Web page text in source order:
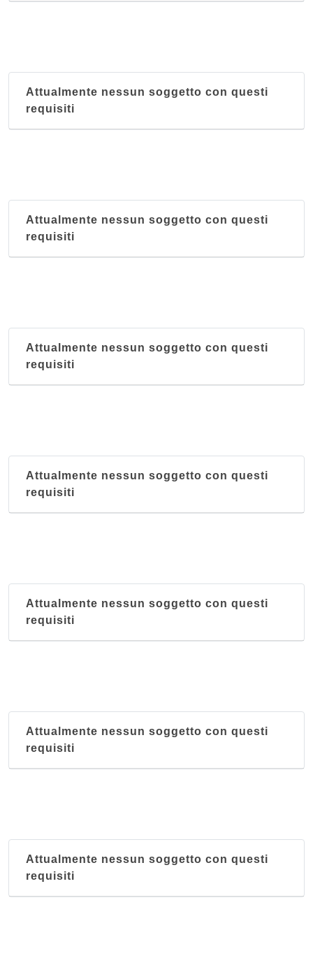
Attualmente nessun soggetto con questi
requisiti
Attualmente nessun soggetto con questi
requisiti
Attualmente nessun soggetto con questi
requisiti
Attualmente nessun soggetto con questi
requisiti
Attualmente nessun soggetto con questi
requisiti
Attualmente nessun soggetto con questi
requisiti
Attualmente nessun soggetto con questi
requisiti